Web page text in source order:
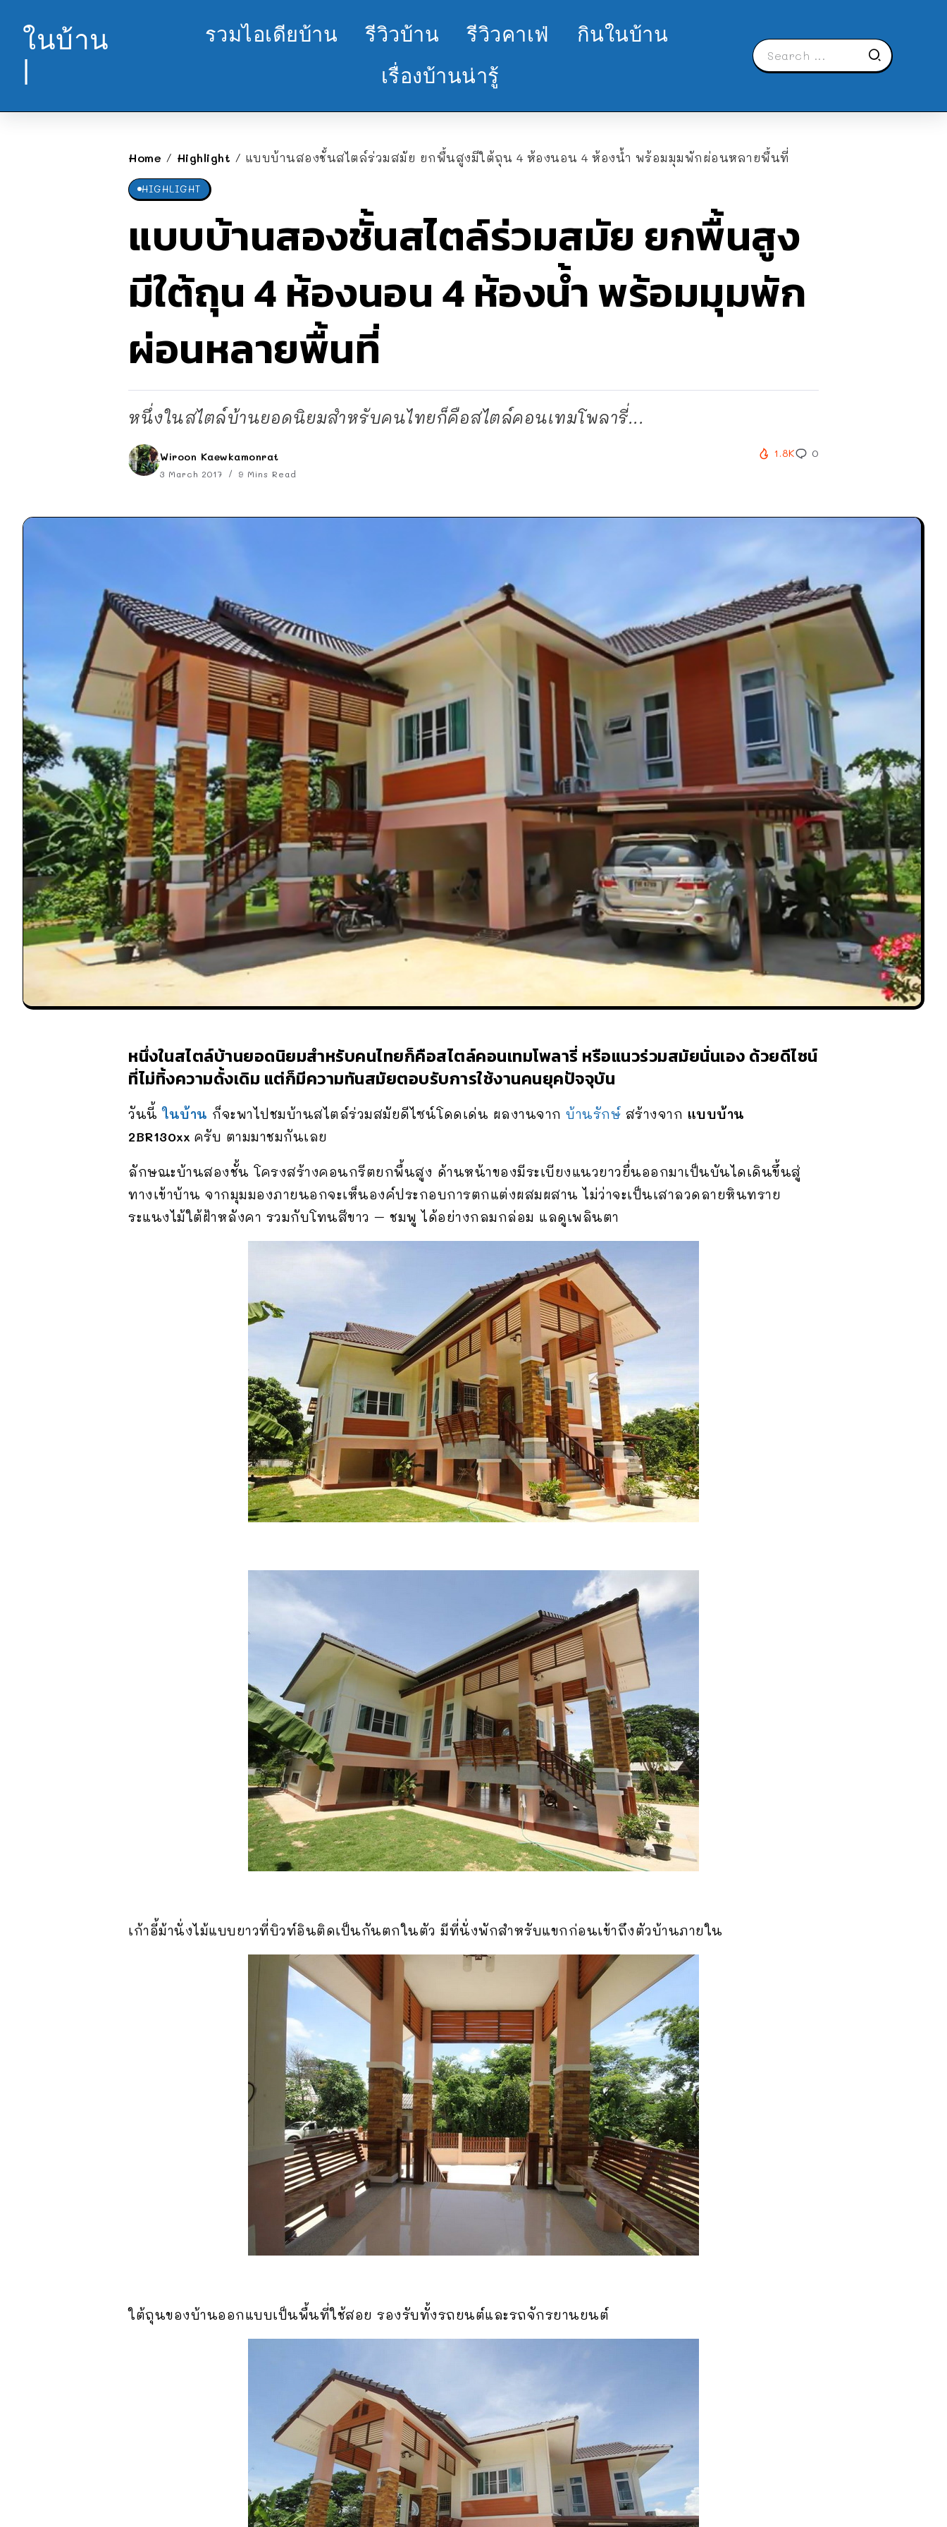
ในบ้าน
|
รวมไอเดียบ้าน รีวิวบ้าน รีวิวคาเฟ่
กินในบ้าน
เรื่องบ้านน่ารู้
Home / Highlight / แบบบ้านสองชั้นสไตล์ร่วมสมัย ยกพื้นสูงมีใต้ถุน 4 ห้องนอน 4 ห้องน้ำ พร้อมมุมพักผ่อนหลายพื้นที่
HIGHLIGHT
แบบบ้านสองชั้นสไตล์ร่วมสมัย ยกพื้นสูง
มีใต้ถุน 4 ห้องนอน 4 ห้องน้ำ พร้อมมุมพัก
ผ่อนหลายพื้นที่
หนึ่งในสไตล์บ้านยอดนิยมสำหรับคนไทยก็คือสไตล์คอนเทมโพลารี่...
Wiroon Kaewkamonrat
3 March 2017 9 Mins Read
1.8K 0
หนึ่งในสไตล์บ้านยอดนิยมสำหรับคนไทยก็คือสไตล์คอนเทมโพลารี่ หรือแนวร่วมสมัยนั่นเอง ด้วยดีไซน์
ที่ไม่ทิ้งความดั้งเดิม แต่ก็มีความทันสมัยตอบรับการใช้งานคนยุคปัจจุบัน
วันนี้ในบ้าน ก็จะพาไปชมบ้านสไตล์ร่วมสมัยดีไซน์โดดเด่น ผลงานจาก บ้านรักษ์ สร้างจาก แบบบ้าน
2BR130xx ครับ ตามมาชมกันเลย
ลักษณะบ้านสองชั้น โครงสร้างคอนกรีตยกพื้นสูง ด้านหน้าของมีระเบียงแนวยาวยื่นออกมาเป็นบันไดเดินขึ้นสู่
ทางเข้าบ้าน จากมุมมองภายนอกจะเห็นองค์ประกอบการตกแต่งผสมผสาน ไม่ว่าจะเป็นเสาลวดลายหินทราย
ระแนงไม้ใต้ฝ้าหลังคา รวมกับโทนสีขาว – ชมพู ได้อย่างกลมกล่อม แลดูเพลินตา
เก้าอี้ม้านั่งไม้แบบยาวที่บิวท์อินติดเป็นกันตกในตัว มีที่นั่งพักสำหรับแขกก่อนเข้าถึงตัวบ้านภายใน
ใต้ถุนของบ้านออกแบบเป็นพื้นที่ใช้สอย รองรับทั้งรถยนต์และรถจักรยานยนต์